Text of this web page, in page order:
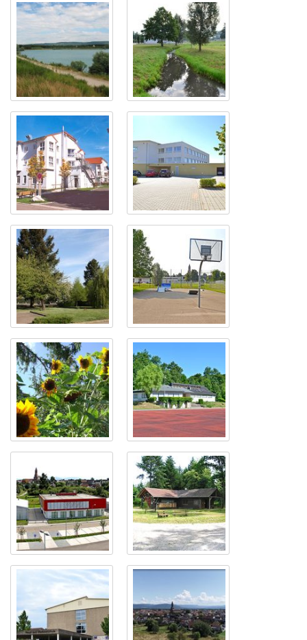
Der Schertlesee Der Schmiedbach
Unser
Seniorenzentrum
Haus Edelberg
Das
Seniorenzentrum
Es grünt in
Bietigheim
Sonnenblumen
Handballverein
&quot;Frisch
Auf&quot;
Unser
Bürgerzentrum
&quot;Alter
Tabakschuppen&quot;
Die Waldhütte